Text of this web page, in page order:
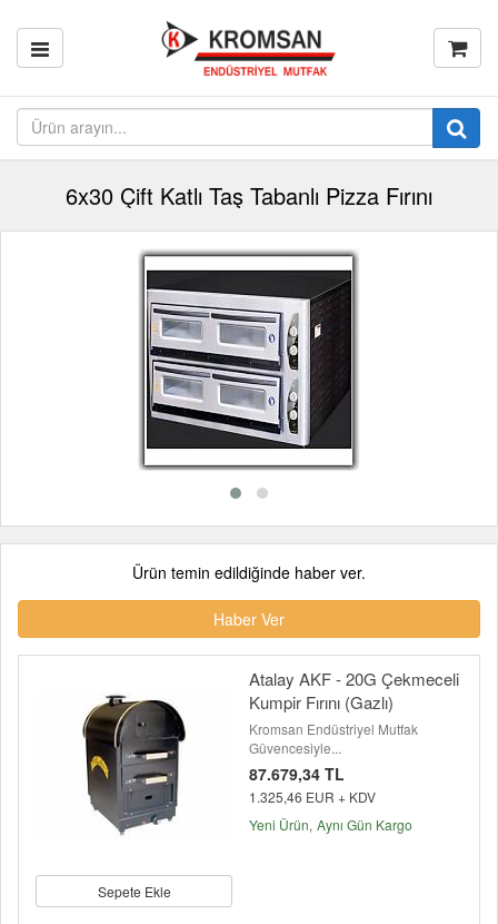
6x30 Çift Katlı Taş Tabanlı Pizza Fırını
Ürün temin edildiğinde haber ver.
Haber Ver
Sepete Ekle
Atalay AKF - 20G Çekmeceli
Kumpir Fırını (Gazlı)
Kromsan Endüstriyel Mutfak
Güvencesiyle...
87.679,34 TL
1.325,46 EUR + KDV
Yeni Ürün Aynı Gün Kargo